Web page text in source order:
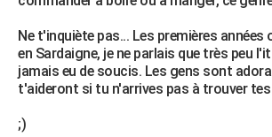
Ne t'inquiète pas... Les premières années
en Sardaigne, je ne parlais que très peu
jamais eu de soucis. Les gens sont
t'aideront si tu n'arrives pas à trouver
;)